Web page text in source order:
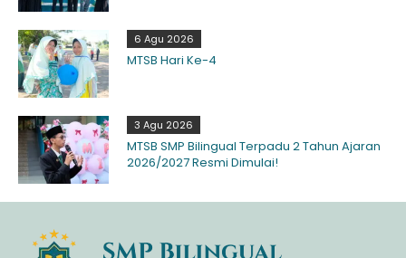
6 Agu 2026
MTSB Hari Ke-4
3 Agu 2026
MTSB SMP Bilingual Terpadu 2 Tahun Ajaran
2026/2027 Resmi Dimulai!